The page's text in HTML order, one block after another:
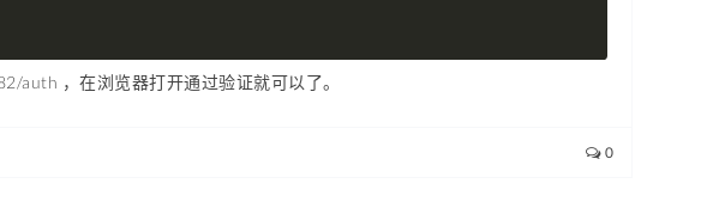
auth ，在浏览器打开通过验证就可以了。
0